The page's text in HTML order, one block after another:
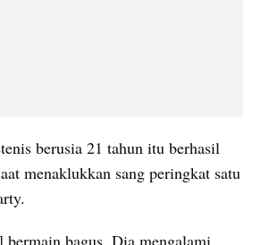
berusia 21 tahun itu berhasil
menaklukkan sang peringkat satu
bagus. Dia mengalami